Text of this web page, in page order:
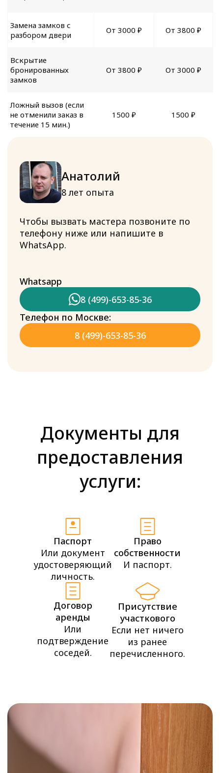
Замена замков с
разбором двери
От 3000 ₽ От 3800 ₽
Вскрытие
бронированных
замков
От 3800 ₽ От 3000 ₽
Ложный вызов (если
не отменили заказ в
течение 15 мин.)
1500 ₽ 1500 ₽
Анатолий
8 лет опыта
Чтобы вызвать мастера позвоните по
телефону ниже или напишите в
WhatsApp.
Whatsapp
8 (499)-653-85-36
Телефон по Москве:
8 (499)-653-85-36
Документы для
предоставления
услуги:
Паспорт
Или документ
удостоверяющий
личность.
Право
собственности
И паспорт.
Договор
аренды
Или
подтверждение
соседей.
Присутствие
участкового
Если нет ничего
из ранее
перечисленного.